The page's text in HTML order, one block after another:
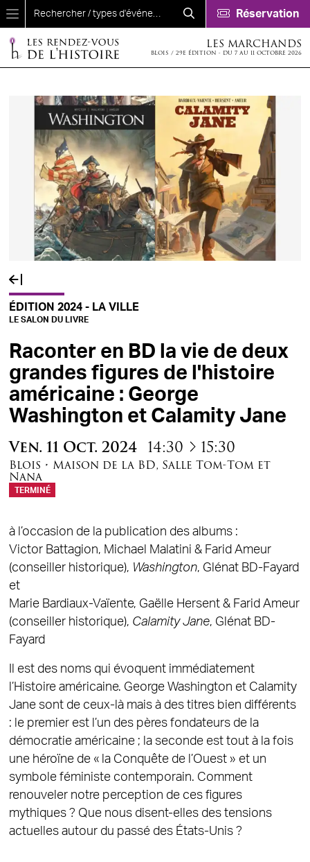
Aller au contenu principal
Réservation
LES MARCHANDS
BLOIS / 29E ÉDITION - DU 7 AU 11 OCTOBRE 2026
ÉDITION 2024 - LA VILLE
LE SALON DU LIVRE
Raconter en BD la vie de deux
grandes figures de l'histoire
américaine : George
Washington et Calamity Jane
Ven. 11 Oct. 2024 14:30 à15:30
Blois • Maison de la BD, Salle Tom-Tom et
Nana
TERMINÉ
à l’occasion de la publication des albums :
Victor Battagion, Michael Malatini & Farid Ameur
(conseiller historique), Washington, Glénat BD-Fayard
et
Marie Bardiaux-Vaïente, Gaëlle Hersent & Farid Ameur
(conseiller historique), Calamity Jane, Glénat BD-
Fayard
Il est des noms qui évoquent immédiatement
l’Histoire américaine. George Washington et Calamity
Jane sont de ceux-là mais à des titres bien différents
: le premier est l’un des pères fondateurs de la
démocratie américaine ; la seconde est tout à la fois
une héroïne de « la Conquête de l’Ouest » et un
symbole féministe contemporain. Comment
renouveler notre perception de ces figures
mythiques ? Que nous disent-elles des tensions
actuelles autour du passé des États-Unis ?